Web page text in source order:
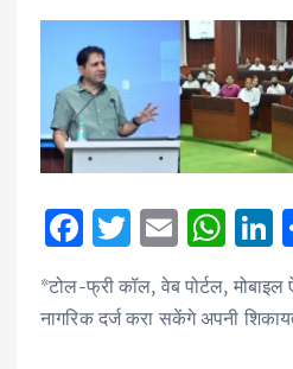
F
ac
e
b
T
w
it
te
E
m
ai
l
W
h
at
s
k
e
*टोल-फ्री कॉल, वेब पोर्टल,
नागरिक दर्ज करा सकेंगे अपनी